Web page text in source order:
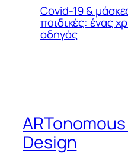
Covid-19 &
παιδικές: ένας
οδηγός
Design